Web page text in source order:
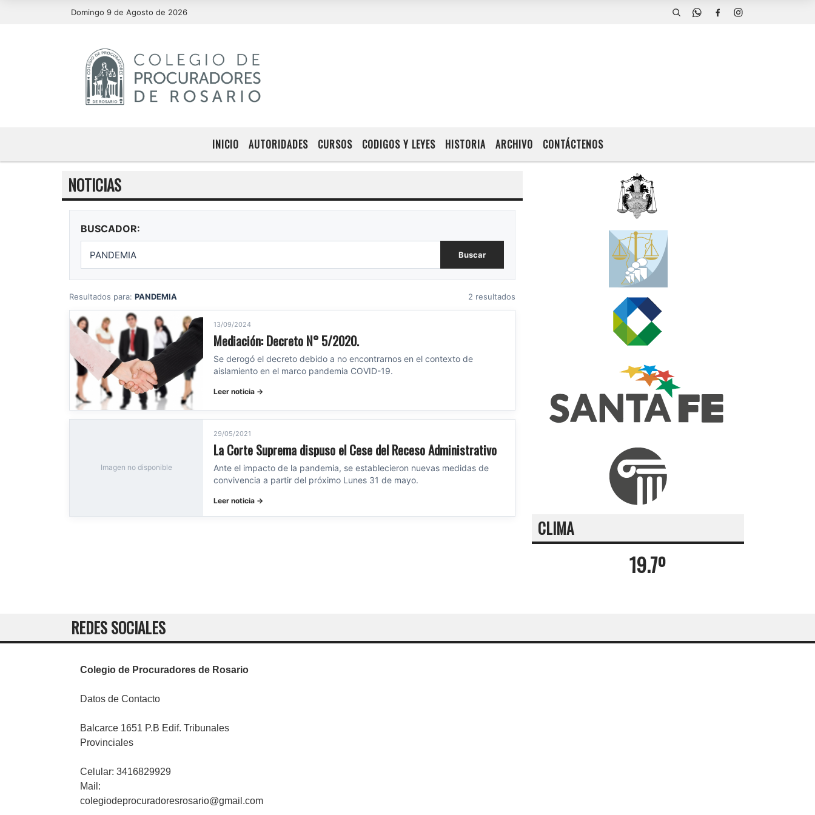
Domingo 9 de Agosto de 2026
INICIO AUTORIDADES CURSOS CODIGOS Y LEYES HISTORIA ARCHIVO CONTÁCTENOS
NOTICIAS
BUSCADOR:
Buscar
Resultados para: PANDEMIA 2 resultados
13/09/2024
Mediación: Decreto N° 5/2020.
Se derogó el decreto debido a no encontrarnos en el contexto de
aislamiento en el marco pandemia COVID-19.
Leer noticia →
Imagen no disponible
29/05/2021
La Corte Suprema dispuso el Cese del Receso Administrativo
Ante el impacto de la pandemia, se establecieron nuevas medidas de
convivencia a partir del próximo Lunes 31 de mayo.
Leer noticia →
CLIMA
19.7º
REDES SOCIALES
Colegio de Procuradores de Rosario
Datos de Contacto
Balcarce 1651 P.B Edif. Tribunales
Provinciales
Celular: 3416829929
Mail:
colegiodeprocuradoresrosario@gmail.com